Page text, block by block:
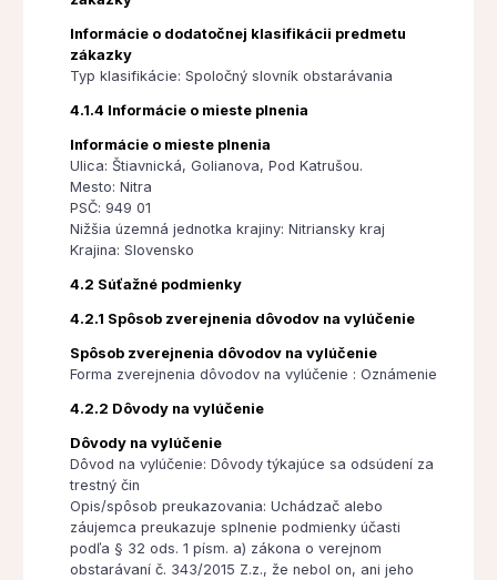
Informácie o dodatočnej klasifikácii predmetu
zákazky
Typ klasifikácie: Spoločný slovník obstarávania
4.1.4 Informácie o mieste plnenia
Informácie o mieste plnenia
Ulica: Štiavnická, Golianova, Pod Katrušou.
Mesto: Nitra
PSČ: 949 01
Nižšia územná jednotka krajiny: Nitriansky kraj
Krajina: Slovensko
4.2 Súťažné podmienky
4.2.1 Spôsob zverejnenia dôvodov na vylúčenie
Spôsob zverejnenia dôvodov na vylúčenie
Forma zverejnenia dôvodov na vylúčenie : Oznámenie
4.2.2 Dôvody na vylúčenie
Dôvody na vylúčenie
Dôvod na vylúčenie: Dôvody týkajúce sa odsúdení za
trestný čin
Opis/spôsob preukazovania: Uchádzač alebo
záujemca preukazuje splnenie podmienky účasti
podľa § 32 ods. 1 písm. a) zákona o verejnom
obstarávaní č. 343/2015 Z.z., že nebol on, ani jeho